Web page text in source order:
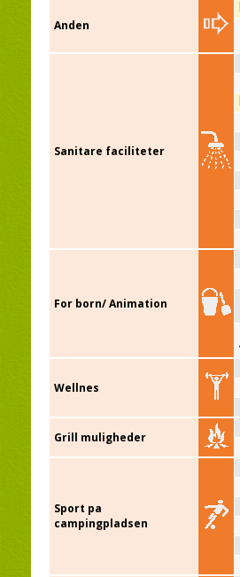
Anden
Sanitare faciliteter
For born/ Animation
Wellnes
Grill muligheder
Sport pa
campingpladsen